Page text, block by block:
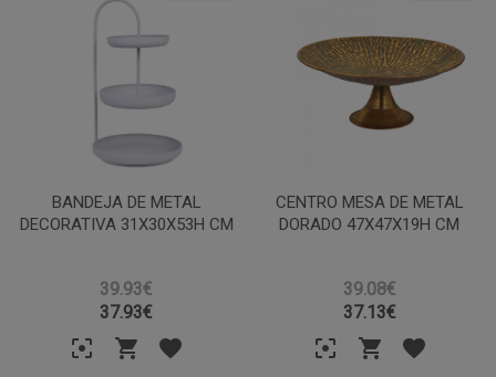
BANDEJA DE METAL
DECORATIVA 31X30X53H CM
39.93€
37.93€
CENTRO MESA DE METAL
DORADO 47X47X19H CM
39.08€
37.13€